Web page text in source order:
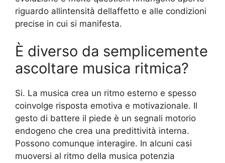
riguardo allintensità dellaffetto e alle condizioni
precise in cui si manifesta.
È diverso da semplicemente
ascoltare musica ritmica?
Si. La musica crea un ritmo esterno e spesso
coinvolge risposta emotiva e motivazionale. Il
gesto di battere il piede è un segnali motorio
endogeno che crea una predittività interna.
Possono comunque interagire. In alcuni casi
muoversi al ritmo della musica potenzia